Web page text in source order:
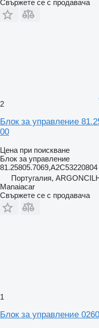
Свържете се с продавача
2
Блок за управление
00
Цена при поискване
Блок за управление
81.25805.7069,A2C53220804
Португалия,
Manaiacar
Свържете се с продавача
1
Блок за управление